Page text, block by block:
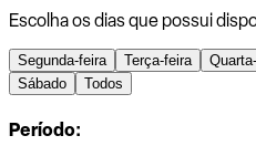
Escolha os dias que possui
Segunda-feira Terça-feira
Sábado
Todos
Período: